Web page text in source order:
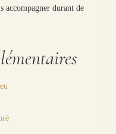
accompagner durant de